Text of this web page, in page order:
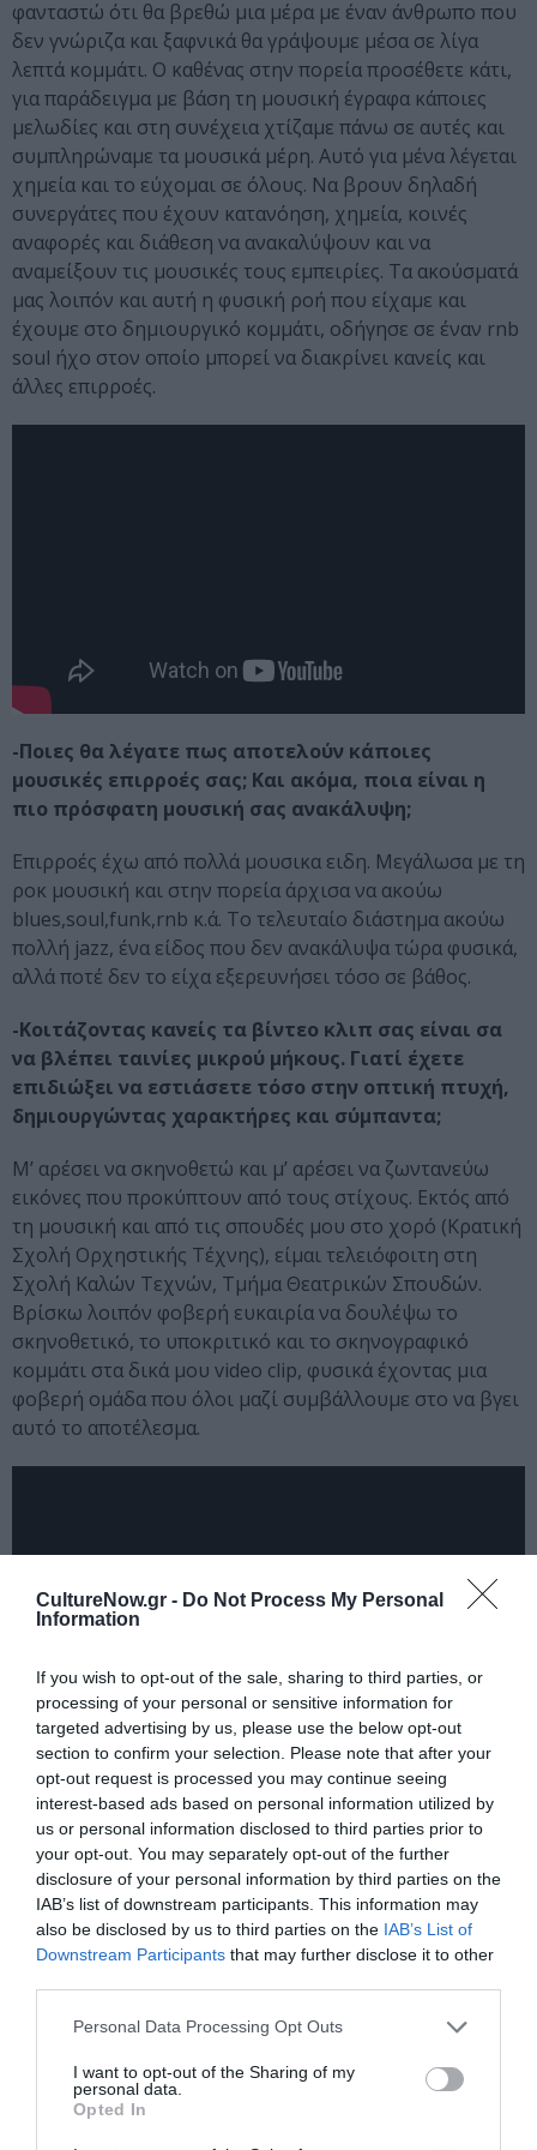
CultureNow.gr - Do Not Process My Personal
Information
If you wish to opt-out of the sale, sharing to third parties, or
processing of your personal or sensitive information for
targeted advertising by us, please use the below opt-out
section to confirm your selection. Please note that after your
opt-out request is processed you may continue seeing
interest-based ads based on personal information utilized by
us or personal information disclosed to third parties prior to
your opt-out. You may separately opt-out of the further
disclosure of your personal information by third parties on the
IAB’s list of downstream participants. This information may
also be disclosed by us to third parties on the IAB’s List of
Downstream Participants that may further disclose it to other
Personal Data Processing Opt Outs
I want to opt-out of the Sharing of my
personal data.
Opted In
φανταστώ ότι θα βρεθώ μια μέρα με έναν άνθρωπο που
δεν γνώριζα και ξαφνικά θα γράψουμε μέσα σε λίγα
λεπτά κομμάτι. Ο καθένας στην πορεία προσέθετε κάτι,
για παράδειγμα με βάση τη μουσική έγραφα κάποιες
μελωδίες και στη συνέχεια χτίζαμε πάνω σε αυτές και
συμπληρώναμε τα μουσικά μέρη. Αυτό για μένα λέγεται
χημεία και το εύχομαι σε όλους. Να βρουν δηλαδή
συνεργάτες που έχουν κατανόηση, χημεία, κοινές
αναφορές και διάθεση να ανακαλύψουν και να
αναμείξουν τις μουσικές τους εμπειρίες. Τα ακούσματά
μας λοιπόν και αυτή η φυσική ροή που είχαμε και
έχουμε στο δημιουργικό κομμάτι, οδήγησε σε έναν rnb
soul ήχο στον οποίο μπορεί να διακρίνει κανείς και
άλλες επιρροές.
-Ποιες θα λέγατε πως αποτελούν κάποιες
μουσικές επιρροές σας; Και ακόμα, ποια είναι η
πιο πρόσφατη μουσική σας ανακάλυψη;
Επιρροές έχω από πολλά μουσικα ειδη. Μεγάλωσα με τη
ροκ μουσική και στην πορεία άρχισα να ακούω
blues,soul,funk,rnb κ.ά. Το τελευταίο διάστημα ακούω
πολλή jazz, ένα είδος που δεν ανακάλυψα τώρα φυσικά,
αλλά ποτέ δεν το είχα εξερευνήσει τόσο σε βάθος.
-Κοιτάζοντας κανείς τα βίντεο κλιπ σας είναι σα
να βλέπει ταινίες μικρού μήκους. Γιατί έχετε
επιδιώξει να εστιάσετε τόσο στην οπτική πτυχή,
δημιουργώντας χαρακτήρες και σύμπαντα;
Μ’ αρέσει να σκηνοθετώ και μ’ αρέσει να ζωντανεύω
εικόνες που προκύπτουν από τους στίχους. Εκτός από
τη μουσική και από τις σπουδές μου στο χορό (Κρατική
Σχολή Ορχηστικής Τέχνης), είμαι τελειόφοιτη στη
Σχολή Καλών Τεχνών, Τμήμα Θεατρικών Σπουδών.
Βρίσκω λοιπόν φοβερή ευκαιρία να δουλέψω το
σκηνοθετικό, το υποκριτικό και το σκηνογραφικό
κομμάτι στα δικά μου video clip, φυσικά έχοντας μια
φοβερή ομάδα που όλοι μαζί συμβάλλουμε στο να βγει
αυτό το αποτέλεσμα.
-Ποια στιγμή ξεχωρίζετε από όταν βρεθήκατε στη
σκηνή του Release Athens 2023;
Στην αρχή του live, βρισκόμουν για λίγα λεπτά στο
πλαϊνό μέρος της σκηνής μέχρι να τελειώσει το
εισαγωγικό αυτοσχεδιαστικό μουσικό μέρος.
Παρατηρούσα λοιπόν τα παιδιά από την άκρη, χωρίς να
βλέπω τι αντικρίζουν μπροστά τους. Αφού έφτασε η
ώρα να βγω στη σκηνή, βλέπω τόσο κόσμο να
τη στιγμή άρχισε η καρδιά μου να χτυπάει δυνατά και
να μου κόβεται η ανάσα. Κοίταξα τα παιδιά γύρω μου